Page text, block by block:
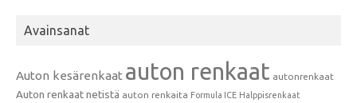
Avainsanat
Auton kesärenkaat auton renkaat autonrenkaat
Auton renkaat netistä auton renkaita Formula ICE Halppisrenkaat